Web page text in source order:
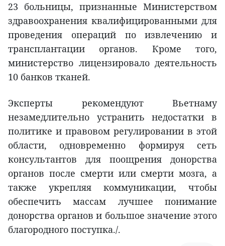
23 больницы, признанные Министерством
здравоохранения квалифицированными для
проведения операций по извлечению и
трансплантации органов. Кроме того,
министерство лицензировало деятельность
10 банков тканей.
Эксперты рекомендуют Вьетнаму
незамедлительно устранить недостатки в
политике и правовом регулировании в этой
области, одновременно формируя сеть
консультантов для поощрения донорства
органов после смерти или смерти мозга, а
также укрепляя коммуникации, чтобы
обеспечить массам лучшее понимание
донорства органов и большое значение этого
благородного поступка./.